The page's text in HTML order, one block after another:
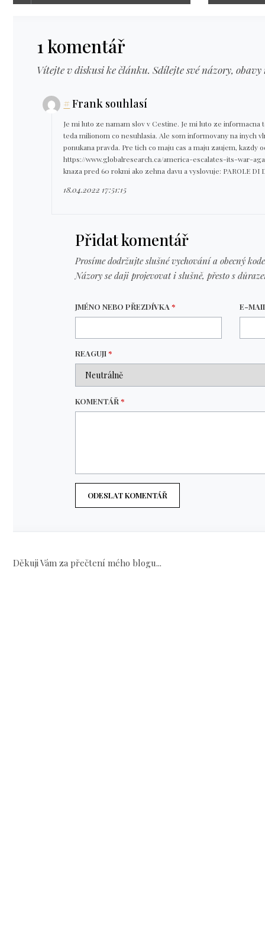
1 komentář
Vítejte v diskusi ke článku. Sdílejte své názory,
#Frank souhlasí
Je mi luto ze namam slov v Cestine. Je mi luto ze
teda milionom co nesuhlasia. Ale som informovany na inych
ponukana pravda. Pre tich co maju cas a maju zaujem, kazdy
https://www.globalresearch.ca/america-escalates-its-war-
knaza pred 60 rokmi ako zehna davu a vyslovuje: PAROLE DI
18.04.2022 17:51:15
Přidat komentář
Prosíme dodržujte slušné vychování a obecný
Názory se daji projevovat i slušně, přesto s
JMÉNO NEBO PŘEZDÍVKA* E-
REAGUJI*
KOMENTÁŘ*
ODESLAT KOMENTÁŘ
Děkuji Vám za přečtení mého blogu...